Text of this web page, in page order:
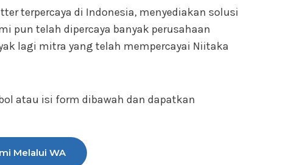
terpercaya di Indonesia, menyediakan solusi
pun telah dipercaya banyak perusahaan
lagi mitra yang telah mempercayai Niitaka
atau isi form dibawah dan dapatkan
Melalui WA